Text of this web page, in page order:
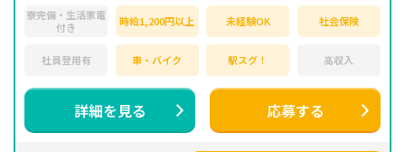
寮完備・生活家電
付き
時給1,200円以上 未経験OK 社会保険
社員登用有 車・バイク 駅スグ！ 高収入
詳細を見る 応募する